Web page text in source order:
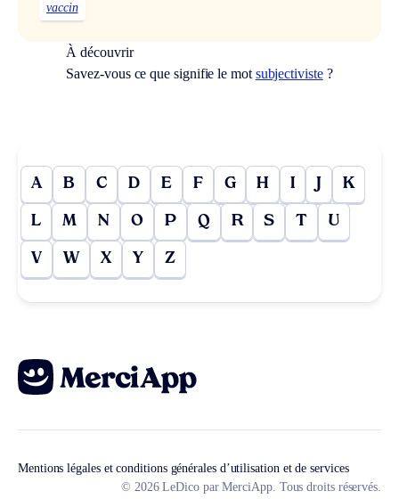
vaccin
À découvrir
Savez-vous ce que signifie le mot subjectiviste?
A B C D E F G H I J K
L M N O P Q R S T U
V W X Y Z
Mentions légales et conditions générales d’utilisation et de services
© 2026 LeDico par MerciApp. Tous droits réservés.